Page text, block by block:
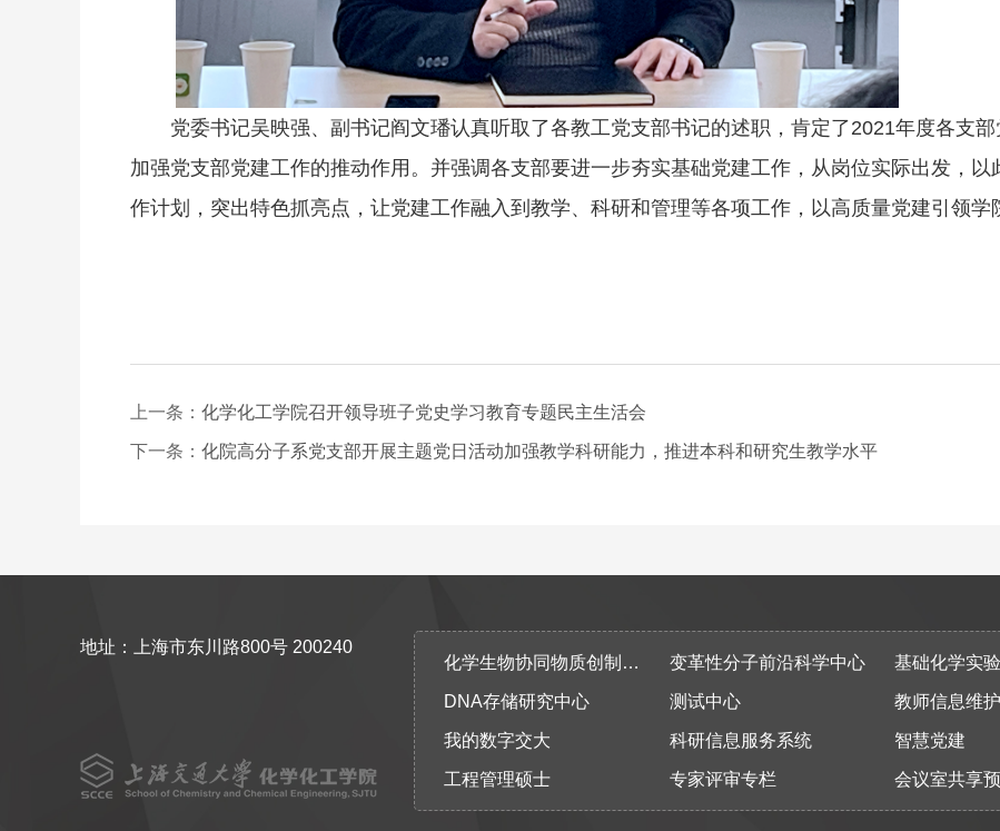
党委书记吴映强、副书记阎文璠认真听取了各教工党支部书记的述职，肯定了2021年度各支
加强党支部党建工作的推动作用。并强调各支部要进一步夯实基础党建工作，从岗位实际出发，
作计划，突出特色抓亮点，让党建工作融入到教学、科研和管理等各项工作，以高质量党建引领学
上一条： 化学化工学院召开领导班子党史学习教育专题民主生活会
下一条： 化院高分子系党支部开展主题党日活动加强教学科研能力，推进本科和研究生教学水平
地址：上海市东川路800号 200240
化学生物协同物质创制全国重点实验室
变革性分子前沿科学中心 基础化学实
DNA存储研究中心 测试中心 教师信息维
我的数字交大 科研信息服务系统 智慧党建
工程管理硕士 专家评审专栏 会议室共享